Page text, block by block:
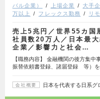
バル企業）
上場企業 大手
万以上
フレックス勤務 リ
売上5兆円／世界55カ国
社員数20万人／日本最
企業／影響力と社会…
【職務内容】 金融機関の後方集
振替依頼書登録、諸届登録 等）
会社概要 日本を代表する日系グ